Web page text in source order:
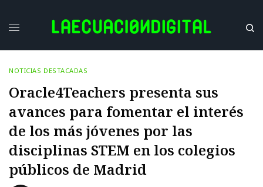
NOTICIAS DESTACADAS
Oracle4Teachers presenta sus
avances para fomentar el interés
de los más jóvenes por las
disciplinas STEM en los colegios
públicos de Madrid